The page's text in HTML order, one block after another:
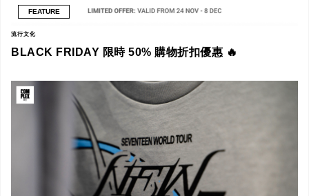
FEATURE
流行文化
BLACK FRIDAY 限時 50% 購物折扣優惠 🔥